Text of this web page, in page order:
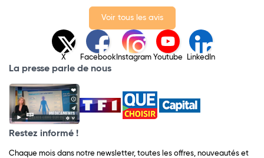
Voir tous les avis
X Facebook Instagram Youtube LinkedIn
La presse parle de nous
Restez informé !
Chaque mois dans notre newsletter, toutes les offres, nouveautés et